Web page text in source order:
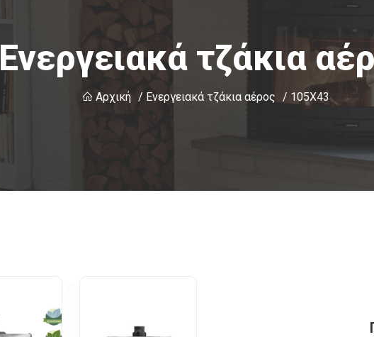
Ενεργειακά τζάκια
Αρχική / Ενεργειακά τζάκια αέρος / 105X43